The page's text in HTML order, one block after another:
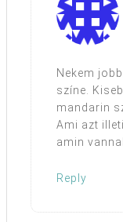
Nekem
színe.
mandarin
Ami azt
amin
Reply